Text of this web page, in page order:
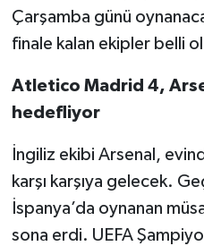
Çarşamba günü
finale kalan ekipler belli
Atletico Madrid 4,
hedefliyor
İngiliz ekibi Arsenal,
karşı karşıya gelecek.
İspanya’da oynanan
sona erdi. UEFA